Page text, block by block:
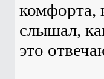
комфорта,
слышал,
это